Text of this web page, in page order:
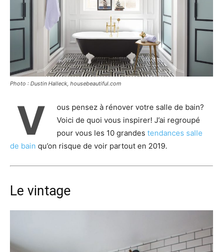
Photo : Dustin Halleck, housebeautiful.com
V
ous pensez à rénover votre salle de bain?
Voici de quoi vous inspirer! J’ai regroupé
pour vous les 10 grandes tendances salle
de bain qu’on risque de voir partout en 2019.
Le vintage